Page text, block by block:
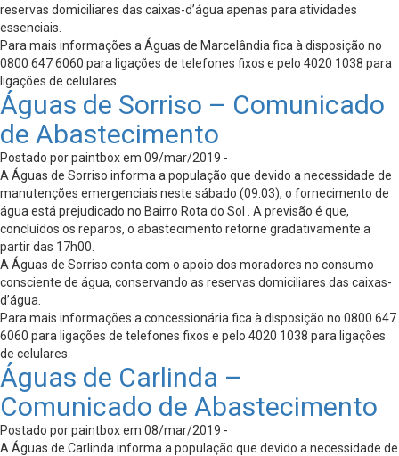
reservas domiciliares das caixas-d’água apenas para atividades
essenciais.
Para mais informações a Águas de Marcelândia fica à disposição no
0800 647 6060 para ligações de telefones fixos e pelo 4020 1038 para
ligações de celulares.
Águas de Sorriso – Comunicado
de Abastecimento
Postado por paintbox em 09/mar/2019 -
A Águas de Sorriso informa a população que devido a necessidade de
manutenções emergenciais neste sábado (09.03), o fornecimento de
água está prejudicado no Bairro Rota do Sol . A previsão é que,
concluídos os reparos, o abastecimento retorne gradativamente a
partir das 17h00.
A Águas de Sorriso conta com o apoio dos moradores no consumo
consciente de água, conservando as reservas domiciliares das caixas-
d’água.
Para mais informações a concessionária fica à disposição no 0800 647
6060 para ligações de telefones fixos e pelo 4020 1038 para ligações
de celulares.
Águas de Carlinda –
Comunicado de Abastecimento
Postado por paintbox em 08/mar/2019 -
A Águas de Carlinda informa a população que devido a necessidade de